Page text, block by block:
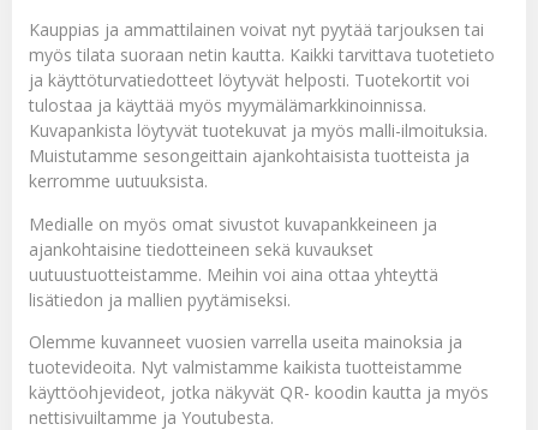
Kauppias ja ammattilainen voivat nyt pyytää tarjouksen tai
myös tilata suoraan netin kautta. Kaikki tarvittava tuotetieto
ja käyttöturvatiedotteet löytyvät helposti. Tuotekortit voi
tulostaa ja käyttää myös myymälämarkkinoinnissa.
Kuvapankista löytyvät tuotekuvat ja myös malli-ilmoituksia.
Muistutamme sesongeittain ajankohtaisista tuotteista ja
kerromme uutuuksista.
Medialle on myös omat sivustot kuvapankkeineen ja
ajankohtaisine tiedotteineen sekä kuvaukset
uutuustuotteistamme. Meihin voi aina ottaa yhteyttä
lisätiedon ja mallien pyytämiseksi.
Olemme kuvanneet vuosien varrella useita mainoksia ja
tuotevideoita. Nyt valmistamme kaikista tuotteistamme
käyttöohjevideot, jotka näkyvät QR- koodin kautta ja myös
nettisivuiltamme ja Youtubesta.